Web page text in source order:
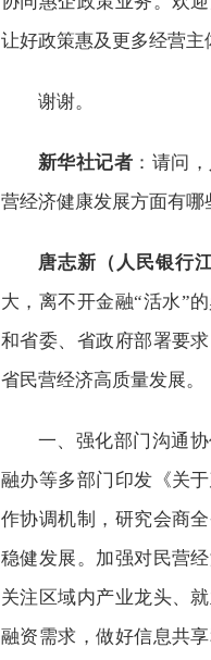
让好政策惠及更多经营
谢谢。
新华社记者 ：请问
营经济健康发展方面有哪
唐志新（人民银行
大，离不开金融“活水”
和省委、省政府部署要
省民营经济高质量发展。
一、强化部门沟通
融办等多部门印发《关
作协调机制，研究会商
稳健发展。加强对民营
关注区域内产业龙头、
融资需求，做好信息共